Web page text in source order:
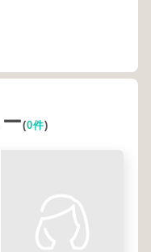
(0件)